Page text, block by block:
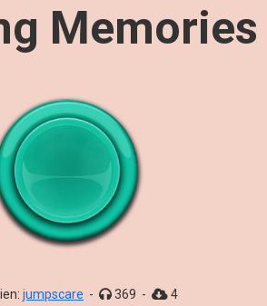
Memories
jumpscare - 369 - 4